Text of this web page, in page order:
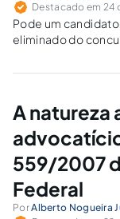
Destacado em
Pode um
eliminado do
proferida sentença
A natureza
559/2007
Federal
PorAlberto Nogueira